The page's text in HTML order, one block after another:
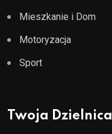
Mieszkanie i Dom
Motoryzacja
Sport
Twoja Dzielnica